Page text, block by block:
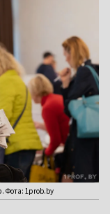
Фота: 1prob.by